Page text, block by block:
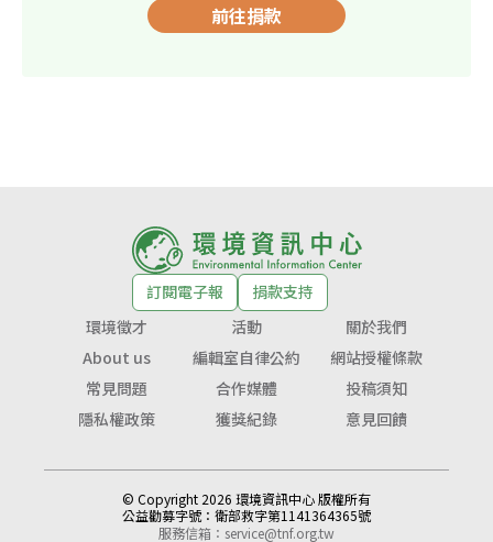
前往捐款
訂閱電子報
捐款支持
環境徵才
活動
關於我們
About us
編輯室自律公約
網站授權條款
常見問題
合作媒體
投稿須知
隱私權政策
獲獎紀錄 意見回饋
© Copyright 2026 環境資訊中心 版權所有
公益勸募字號： 衛部救字第1141364365號
服務信箱： service@tnf.org.tw